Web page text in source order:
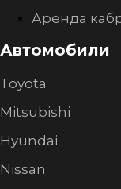
Аренда
Автомобили
Toyota
Mitsubishi
Hyundai
Nissan